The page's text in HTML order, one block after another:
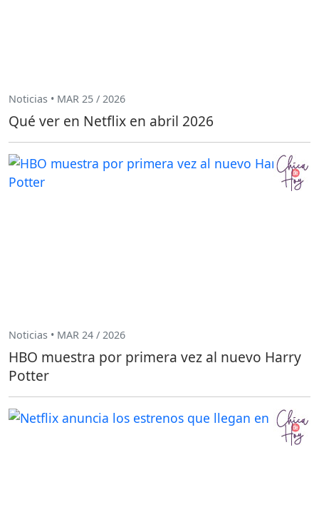
Noticias • MAR 25 / 2026
Qué ver en Netflix en abril 2026
Noticias • MAR 24 / 2026
HBO muestra por primera vez al nuevo Harry
Potter